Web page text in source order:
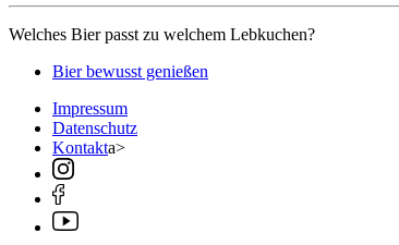
Welches Bier passt zu welchem Lebkuchen?
Bier bewusst genießen
Impressum
Datenschutz
Kontakta>